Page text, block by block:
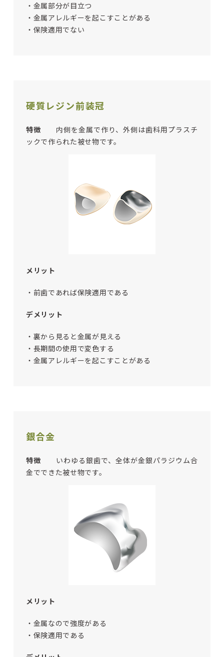
・金属部分が目立つ
・金属アレルギーを起こすことがある
・保険適用でない
硬質レジン前装冠
特徴
内側を金属で作り、外側は歯科用プラスチ
ックで作られた被せ物です。
メリット
・前歯であれば保険適用である
デメリット
・裏から見ると金属が見える
・長期間の使用で変色する
・金属アレルギーを起こすことがある
銀合金
特徴
いわゆる銀歯で、全体が金銀パラジウム合
金でできた被せ物です。
メリット
・金属なので強度がある
・保険適用である